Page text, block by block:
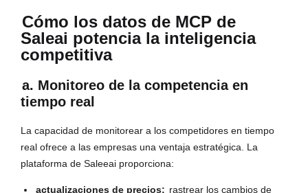
Cómo los datos de MCP de
Saleai potencia la inteligencia
competitiva
a. Monitoreo de la competencia en
tiempo real
La capacidad de monitorear a los competidores en tiempo
real ofrece a las empresas una ventaja estratégica. La
plataforma de Saleeai proporciona:
actualizaciones de precios: rastrear los cambios de